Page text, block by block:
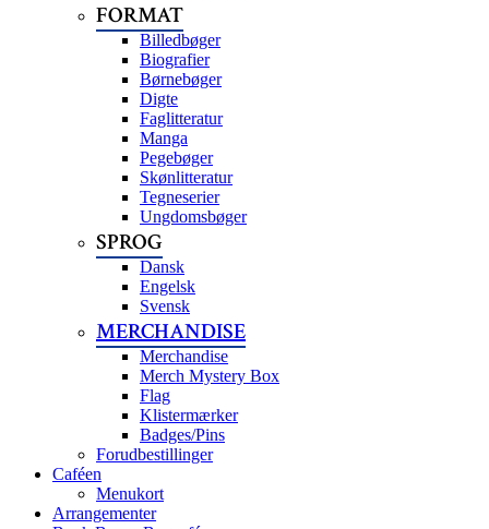
FORMAT
Billedbøger
Biografier
Børnebøger
Digte
Faglitteratur
Manga
Pegebøger
Skønlitteratur
Tegneserier
Ungdomsbøger
SPROG
Dansk
Engelsk
Svensk
MERCHANDISE
Merchandise
Merch Mystery Box
Flag
Klistermærker
Badges/Pins
Forudbestillinger
Caféen
Menukort
Arrangementer